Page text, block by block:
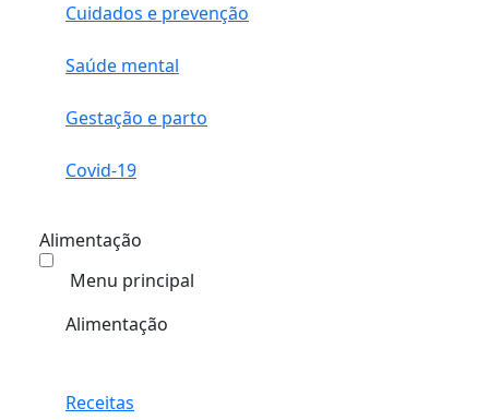
Cuidados e prevenção
Saúde mental
Gestação e parto
Covid-19
Alimentação
Menu principal
Alimentação
Receitas